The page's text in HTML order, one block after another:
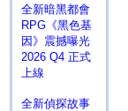
全新暗黑都會
RPG《黑色基
因》震撼曝光
2026 Q4 正式
上線
全新偵探故事